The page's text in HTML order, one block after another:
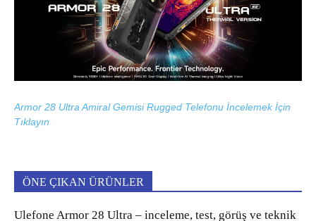
Armor 28 Ultra Amiral Gemisi Rugged Telefonu İncelemek İçin
Tıklayın
ÖNE ÇIKAN ÜRÜNLER
Ulefone Armor 28 Ultra – inceleme, test, görüş ve teknik